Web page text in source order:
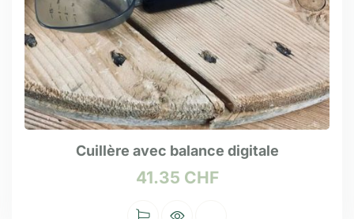
Cuillère avec balance digitale
41.35 CHF